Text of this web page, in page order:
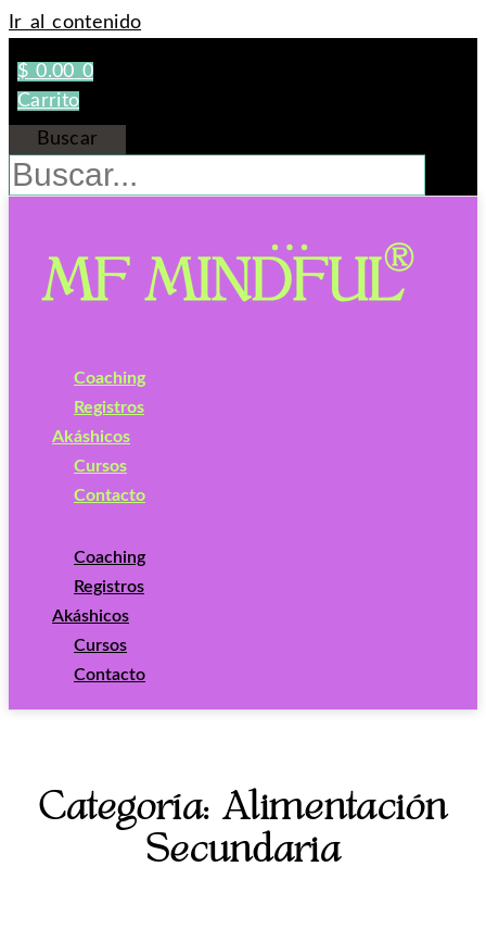
Ir al contenido
$ 0.00 0
Carrito
Buscar
Coaching
Registros
Akáshicos
Cursos
Contacto
Coaching
Registros
Akáshicos
Cursos
Contacto
Categoría: Alimentación
Secundaria